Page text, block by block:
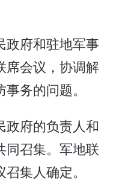
府和驻地军事
席会议，协调解
务的问题。
政府的负责人和
同召集。军地联
集人确定。